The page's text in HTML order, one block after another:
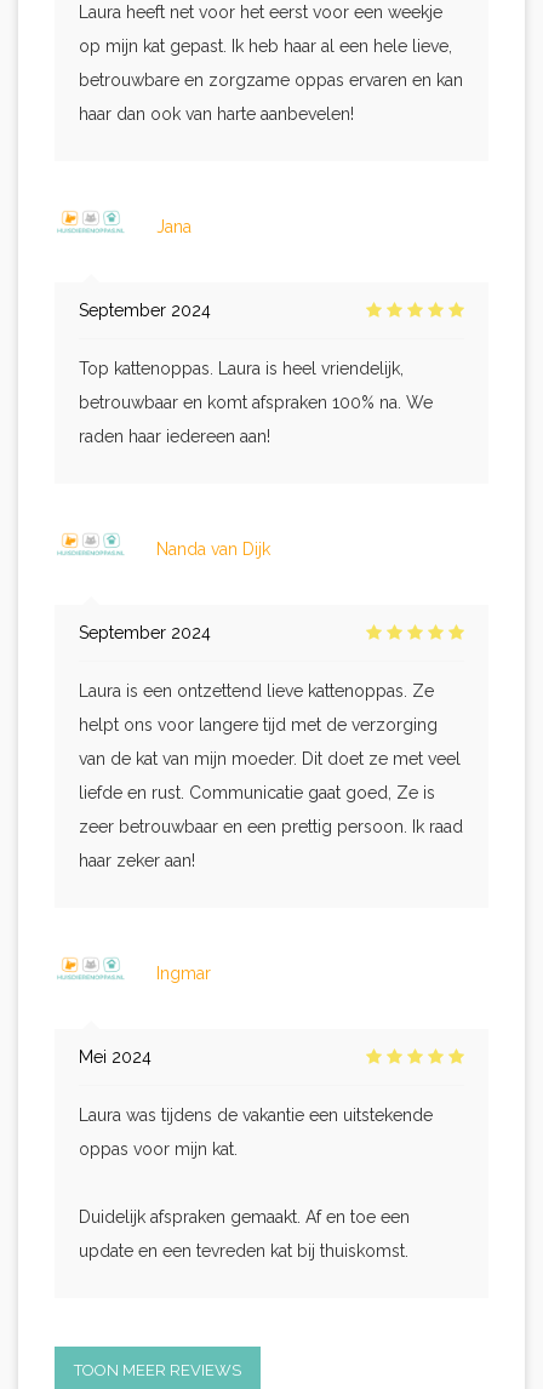
Laura heeft net voor het eerst voor een weekje
op mijn kat gepast. Ik heb haar al een hele lieve,
betrouwbare en zorgzame oppas ervaren en kan
haar dan ook van harte aanbevelen!
Jana
September 2024
Top kattenoppas. Laura is heel vriendelijk,
betrouwbaar en komt afspraken 100% na. We
raden haar iedereen aan!
Nanda van Dijk
September 2024
Laura is een ontzettend lieve kattenoppas. Ze
helpt ons voor langere tijd met de verzorging
van de kat van mijn moeder. Dit doet ze met veel
liefde en rust. Communicatie gaat goed, Ze is
zeer betrouwbaar en een prettig persoon. Ik raad
haar zeker aan!
Ingmar
Mei 2024
Laura was tijdens de vakantie een uitstekende
oppas voor mijn kat.
Duidelijk afspraken gemaakt. Af en toe een
update en een tevreden kat bij thuiskomst.
TOON MEER REVIEWS